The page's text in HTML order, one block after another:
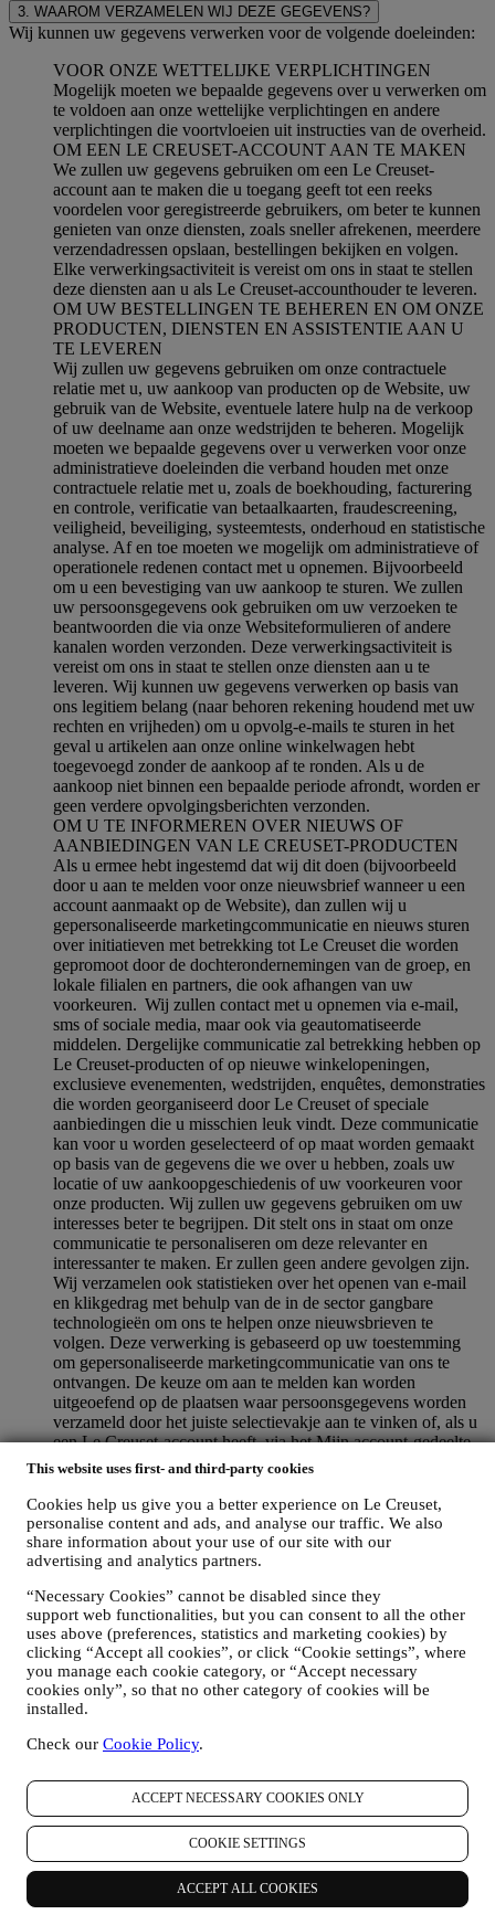
This website uses first- and third-party cookies
Cookies help us give you a better experience on Le Creuset,
personalise content and ads, and analyse our traffic. We also
share information about your use of our site with our
advertising and analytics partners.
“Necessary Cookies” cannot be disabled since they
support web functionalities, but you can consent to all the other
uses above (preferences, statistics and marketing cookies) by
clicking “Accept all cookies”, or click “Cookie settings”, where
you manage each cookie category, or “Accept necessary
cookies only”, so that no other category of cookies will be
installed.
Check our Cookie Policy.
ACCEPT NECESSARY COOKIES ONLY
COOKIE SETTINGS
ACCEPT ALL COOKIES
3. WAAROM VERZAMELEN WIJ DEZE GEGEVENS?
Wij kunnen uw gegevens verwerken voor de volgende doeleinden:
VOOR ONZE WETTELIJKE VERPLICHTINGEN
Mogelijk moeten we bepaalde gegevens over u verwerken om
te voldoen aan onze wettelijke verplichtingen en andere
verplichtingen die voortvloeien uit instructies van de overheid.
OM EEN LE CREUSET-ACCOUNT AAN TE MAKEN
We zullen uw gegevens gebruiken om een Le Creuset-
account aan te maken die u toegang geeft tot een reeks
voordelen voor geregistreerde gebruikers, om beter te kunnen
genieten van onze diensten, zoals sneller afrekenen, meerdere
verzendadressen opslaan, bestellingen bekijken en volgen.
Elke verwerkingsactiviteit is vereist om ons in staat te stellen
deze diensten aan u als Le Creuset-accounthouder te leveren.
OM UW BESTELLINGEN TE BEHEREN EN OM ONZE
PRODUCTEN, DIENSTEN EN ASSISTENTIE AAN U
TE LEVEREN
Wij zullen uw gegevens gebruiken om onze contractuele
relatie met u, uw aankoop van producten op de Website, uw
gebruik van de Website, eventuele latere hulp na de verkoop
of uw deelname aan onze wedstrijden te beheren. Mogelijk
moeten we bepaalde gegevens over u verwerken voor onze
administratieve doeleinden die verband houden met onze
contractuele relatie met u, zoals de boekhouding, facturering
en controle, verificatie van betaalkaarten, fraudescreening,
veiligheid, beveiliging, systeemtests, onderhoud en statistische
analyse. Af en toe moeten we mogelijk om administratieve of
operationele redenen contact met u opnemen. Bijvoorbeeld
om u een bevestiging van uw aankoop te sturen. We zullen
uw persoonsgegevens ook gebruiken om uw verzoeken te
beantwoorden die via onze Websiteformulieren of andere
kanalen worden verzonden. Deze verwerkingsactiviteit is
vereist om ons in staat te stellen onze diensten aan u te
leveren. Wij kunnen uw gegevens verwerken op basis van
ons legitiem belang (naar behoren rekening houdend met uw
rechten en vrijheden) om u opvolg-e-mails te sturen in het
geval u artikelen aan onze online winkelwagen hebt
toegevoegd zonder de aankoop af te ronden. Als u de
aankoop niet binnen een bepaalde periode afrondt, worden er
geen verdere opvolgingsberichten verzonden.
OM U TE INFORMEREN OVER NIEUWS OF
AANBIEDINGEN VAN LE CREUSET-PRODUCTEN
Als u ermee hebt ingestemd dat wij dit doen (bijvoorbeeld
door u aan te melden voor onze nieuwsbrief wanneer u een
account aanmaakt op de Website), dan zullen wij u
gepersonaliseerde marketingcommunicatie en nieuws sturen
over initiatieven met betrekking tot Le Creuset die worden
gepromoot door de dochterondernemingen van de groep, en
lokale filialen en partners, die ook afhangen van uw
voorkeuren. Wij zullen contact met u opnemen via e-mail,
sms of sociale media, maar ook via geautomatiseerde
middelen. Dergelijke communicatie zal betrekking hebben op
Le Creuset-producten of op nieuwe winkelopeningen,
exclusieve evenementen, wedstrijden, enquêtes, demonstraties
die worden georganiseerd door Le Creuset of speciale
aanbiedingen die u misschien leuk vindt. Deze communicatie
kan voor u worden geselecteerd of op maat worden gemaakt
op basis van de gegevens die we over u hebben, zoals uw
locatie of uw aankoopgeschiedenis of uw voorkeuren voor
onze producten. Wij zullen uw gegevens gebruiken om uw
interesses beter te begrijpen. Dit stelt ons in staat om onze
communicatie te personaliseren om deze relevanter en
interessanter te maken. Er zullen geen andere gevolgen zijn.
Wij verzamelen ook statistieken over het openen van e-mail
en klikgedrag met behulp van de in de sector gangbare
technologieën om ons te helpen onze nieuwsbrieven te
volgen. Deze verwerking is gebaseerd op uw toestemming
om gepersonaliseerde marketingcommunicatie van ons te
ontvangen. De keuze om aan te melden kan worden
uitgeoefend op de plaatsen waar persoonsgegevens worden
verzameld door het juiste selectievakje aan te vinken of, als u
een Le Creuset-account heeft, via het Mijn account-gedeelte
van de Website.
Afmelden
: U kunt het ontvangen van onze
marketingcommunicatie of updates te allen tijde kosteloos
stopzetten via de methoden die bij de communicatie worden
weergegeven (om u bijvoorbeeld af te melden voor de
nieuwsbrief kunt u klikken op de afmeldlink onderaan elke e-
mail). Als u een Le Creuset account hebt, kunt u eenvoudig
marketingactiviteiten wilt stopzetten, kunt u in ieder geval een
e-mail sturen naarprivacy@lecreuset.com. Wij zullen uw
afmelding zo spoedig mogelijk verwerken, maar in sommige
gevallen kunt u nog enkele berichten ontvangen totdat de
afmelding volledig is verwerkt.
Weet dat wij uw contactgegevens en andere
persoonsgegevens niet doorgeven of verkopen aan andere
bedrijven voor hun marketingdoeleinden.
TE PASSEN EN DE KLANTERVARING TE
VERBETEREN
Wij willen uw gegevens gebruiken om onze diensten en
aanbiedingen af te stemmen op uw behoeften en voorkeuren
om u een gepersonaliseerde Le Creuset-klantervaring te
bieden. Wij doen dit door uw gewoontes of interesses te
analyseren, bijvoorbeeld met betrekking tot de meest bekeken